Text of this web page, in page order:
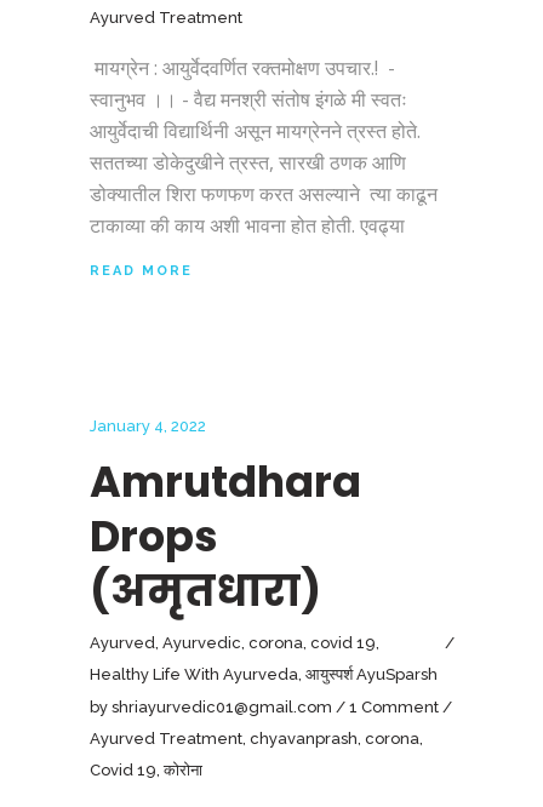
Ayurved Treatment
मायग्रेन : आयुर्वेदवर्णित रक्तमोक्षण उपचार.! -
स्वानुभव ।। - वैद्य मनश्री संतोष इंगळे मी स्वतः
आयुर्वेदाची विद्यार्थिनी असून मायग्रेनने त्रस्त होते.
सततच्या डोकेदुखीने त्रस्त, सारखी ठणक आणि
डोक्यातील शिरा फणफण करत असल्याने त्या काढून
टाकाव्या की काय अशी भावना होत होती. एवढ्या
READ MORE
January 4, 2022
Amrutdhara
Drops
(अमृतधारा)
Ayurved, Ayurvedic, corona, covid 19,
Healthy Life With Ayurveda, आयुस्पर्श AyuSparsh
by shriayurvedic01@gmail.com
1 Comment
Ayurved Treatment, chyavanprash, corona,
Covid 19,कोरोना